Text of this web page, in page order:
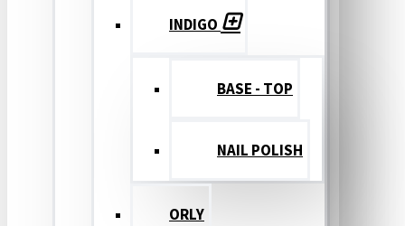
INDIGO
BASE - TOP
NAIL POLISH
ORLY